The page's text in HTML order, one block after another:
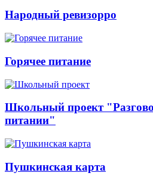
Народный ревизорро
Горячее питание
Школьный проект
питании"
Пушкинская карта